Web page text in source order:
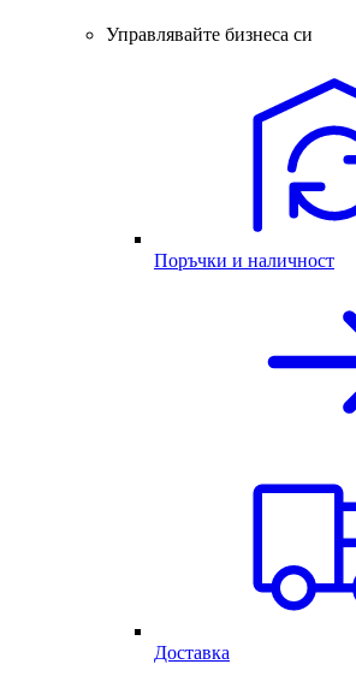
Управлявайте бизнеса си
Поръчки и наличност
Доставка